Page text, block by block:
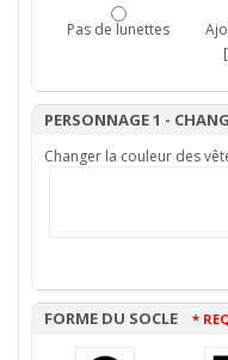
Pas de lunettes
PERSONNAGE 1 -
Changer la couleur des
FORME DU SOCLE *